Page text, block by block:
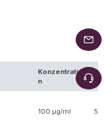
Konzentratio
n
100 µg/ml 5